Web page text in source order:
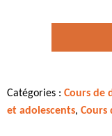
Catégories : Cours de
et adolescents, Cours